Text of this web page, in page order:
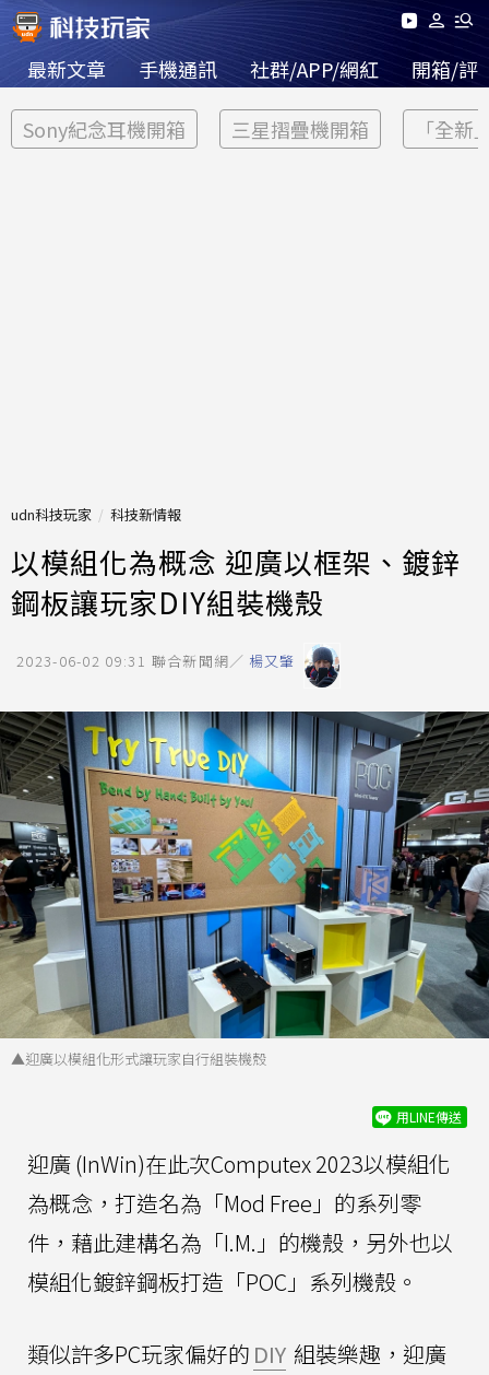
最新文章 手機通訊 社群/APP/網紅 開箱/評
Sony紀念耳機開箱 三星摺疊機開箱 「全新
udn科技玩家 科技新情報
以模組化為概念 迎廣以框架、鍍鋅
鋼板讓玩家DIY組裝機殼
2023-06-02 09:31 聯合新聞網／ 楊又肇
▲迎廣以模組化形式讓玩家自行組裝機殼
用LINE傳送
迎廣 (InWin)在此次Computex 2023以模組化
為概念，打造名為「Mod Free」的系列零
件，藉此建構名為「I.M.」的機殼，另外也以
模組化鍍鋅鋼板打造「POC」系列機殼。
類似許多PC玩家偏好的 DIY 組裝樂趣，迎廣